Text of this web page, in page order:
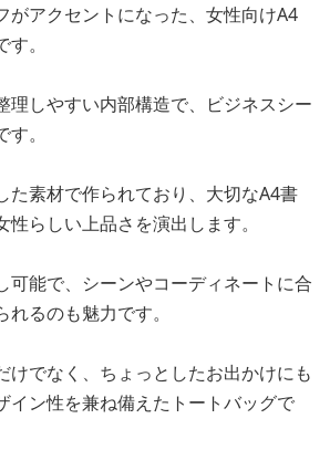
がアクセントになった、女性向けA4
。
理しやすい内部構造で、ビジネスシー
。
た素材で作られており、大切なA4書
らしい上品さを演出します。
可能で、シーンやコーディネートに合
るのも魅力です。
けでなく、ちょっとしたお出かけにも
イン性を兼ね備えたトートバッグで